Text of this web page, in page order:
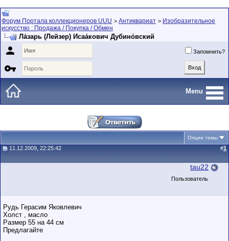
Форум Портала коллекционеров UUU > Антиквариат > Изобразительное
искусство : Продажа / Покупка / Обмен
Ла́зарь (Лейзер) Исаа́кович Дубино́вский
 Запомнить?

Menu
Опции темы
11.12.2009, 22:25:42 #1
tau22
Пользователь
Рудь Герасим Яковлевич
Холст , масло
Размер 55 на 44 см
Предлагайте